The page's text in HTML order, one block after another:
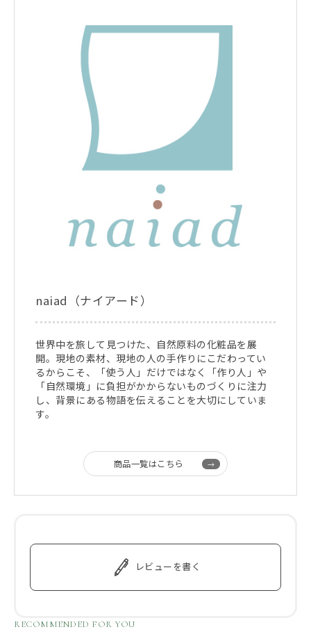
naiad（ナイアード）
世界中を旅して見つけた、自然原料の化粧品を展
開。現地の素材、現地の人の手作りにこだわってい
るからこそ、「使う人」だけではなく「作り人」や
「自然環境」に負担がかからないものづくりに注力
し、背景にある物語を伝えることを大切にしていま
す。
商品一覧はこちら
レビューを書く
RECOMMENDED FOR YOU